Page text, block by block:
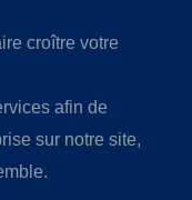
croître votre
afin de
sur notre site,